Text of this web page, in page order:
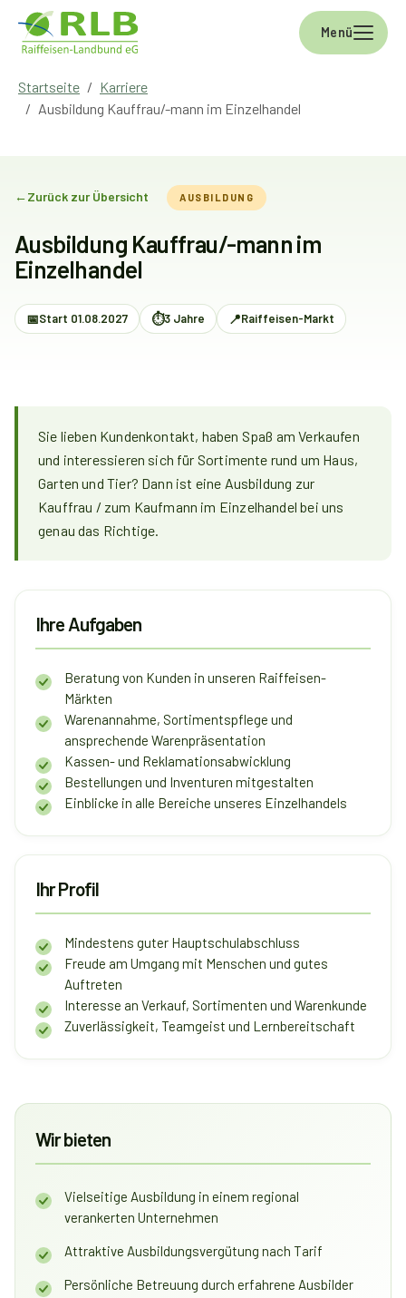
Skip to main navigation
Skip to main content
Skip to page footer
Menü
Startseite
Karriere
Ausbildung Kauffrau/-mann im Einzelhandel
←Zurück zur Übersicht AUSBILDUNG
Ausbildung Kauffrau/-mann im
Einzelhandel
📅Start 01.08.2027 ⏱3 Jahre 📍Raiffeisen-Markt
Sie lieben Kundenkontakt, haben Spaß am Verkaufen
und interessieren sich für Sortimente rund um Haus,
Garten und Tier? Dann ist eine Ausbildung zur
Kauffrau / zum Kaufmann im Einzelhandel bei uns
genau das Richtige.
Ihre Aufgaben
Beratung von Kunden in unseren Raiffeisen-
Märkten
Warenannahme, Sortimentspflege und
ansprechende Warenpräsentation
Kassen- und Reklamationsabwicklung
Bestellungen und Inventuren mitgestalten
Einblicke in alle Bereiche unseres Einzelhandels
Ihr Profil
Mindestens guter Hauptschulabschluss
Freude am Umgang mit Menschen und gutes
Auftreten
Interesse an Verkauf, Sortimenten und Warenkunde
Zuverlässigkeit, Teamgeist und Lernbereitschaft
Wir bieten
Vielseitige Ausbildung in einem regional
verankerten Unternehmen
Attraktive Ausbildungsvergütung nach Tarif
Persönliche Betreuung durch erfahrene Ausbilder